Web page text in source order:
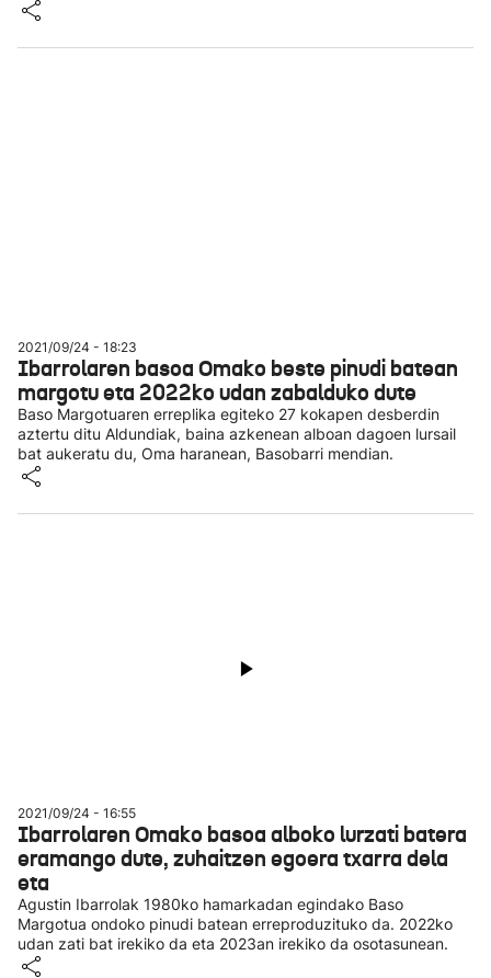
2021/09/24 - 18:23
Ibarrolaren basoa Omako beste pinudi batean
margotu eta 2022ko udan zabalduko dute
Baso Margotuaren erreplika egiteko 27 kokapen desberdin
aztertu ditu Aldundiak, baina azkenean alboan dagoen lursail
bat aukeratu du, Oma haranean, Basobarri mendian.
2021/09/24 - 16:55
Ibarrolaren Omako basoa alboko lurzati batera
eramango dute, zuhaitzen egoera txarra dela
eta
Agustin Ibarrolak 1980ko hamarkadan egindako Baso
Margotua ondoko pinudi batean erreproduzituko da. 2022ko
udan zati bat irekiko da eta 2023an irekiko da osotasunean.